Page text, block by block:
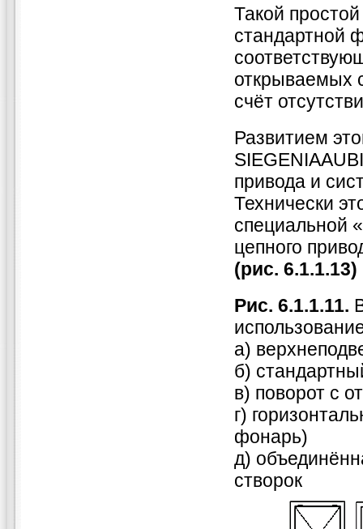
Такой
стандартной
открываемых
счёт
Развитием
привода и
Технически
специальной
цепного
(рис. 6.1.1.13)
Рис. 6.1.1.11.
а)
б)
в) поворот с
г)
фонарь)
д)
створок